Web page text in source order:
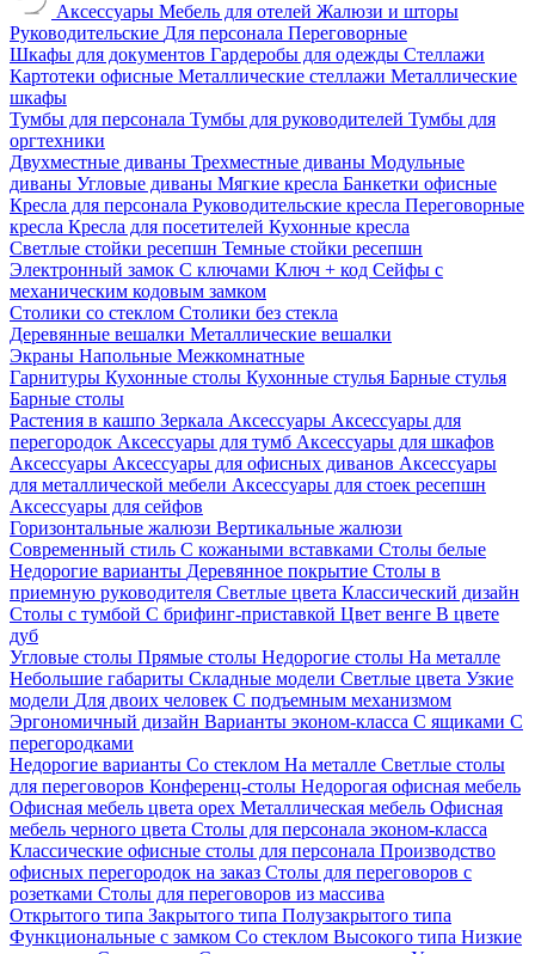
Аксессуары Мебель для отелей Жалюзи и шторы
Руководительские Для персонала Переговорные
Шкафы для документов Гардеробы для одежды Стеллажи
Картотеки офисные Металлические стеллажи Металлические
шкафы
Тумбы для персонала Тумбы для руководителей Тумбы для
оргтехники
Двухместные диваны Трехместные диваны Модульные
диваны Угловые диваны Мягкие кресла Банкетки офисные
Кресла для персонала Руководительские кресла Переговорные
кресла Кресла для посетителей Кухонные кресла
Светлые стойки ресепшн Темные стойки ресепшн
Электронный замок С ключами Ключ + код Сейфы с
механическим кодовым замком
Столики со стеклом Столики без стекла
Деревянные вешалки Металлические вешалки
Экраны Напольные Межкомнатные
Гарнитуры Кухонные столы Кухонные стулья Барные стулья
Барные столы
Растения в кашпо Зеркала Аксессуары Аксессуары для
перегородок Аксессуары для тумб Аксессуары для шкафов
Аксессуары Аксессуары для офисных диванов Аксессуары
для металлической мебели Аксессуары для стоек ресепшн
Аксессуары для сейфов
Горизонтальные жалюзи Вертикальные жалюзи
Современный стиль С кожаными вставками Столы белые
Недорогие варианты Деревянное покрытие Столы в
приемную руководителя Светлые цвета Классический дизайн
Столы с тумбой С брифинг-приставкой Цвет венге В цвете
дуб
Угловые столы Прямые столы Недорогие столы На металле
Небольшие габариты Складные модели Светлые цвета Узкие
модели Для двоих человек С подъемным механизмом
Эргономичный дизайн Варианты эконом-класса С ящиками С
перегородками
Недорогие варианты Со стеклом На металле Светлые столы
для переговоров Конференц-столы Недорогая офисная мебель
Офисная мебель цвета орех Металлическая мебель Офисная
мебель черного цвета Столы для персонала эконом-класса
Классические офисные столы для персонала Производство
офисных перегородок на заказ Столы для переговоров с
розетками Столы для переговоров из массива
Открытого типа Закрытого типа Полузакрытого типа
Функциональные с замком Со стеклом Высокого типа Низкие